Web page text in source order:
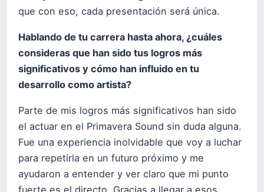
que con eso, cada presentación será única.
Hablando de tu carrera hasta ahora, ¿cuáles
consideras que han sido tus logros más
significativos y cómo han influido en tu
desarrollo como artista?
Parte de mis logros más significativos han sido
el actuar en el Primavera Sound sin duda alguna.
Fue una experiencia inolvidable que voy a luchar
para repetirla en un futuro próximo y me
ayudaron a entender y ver claro que mi punto
fuerte es el directo. Gracias a llegar a esos